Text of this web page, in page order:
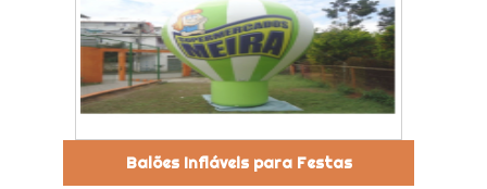
Balões Infláveis para Festas